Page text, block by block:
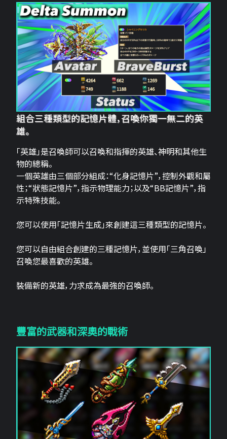
組合三種類型的記憶片體，召喚你獨一無二的英
雄。
「英雄」是召喚師可以召喚和指揮的英雄、神明和其他生
物的總稱。
一個英雄由三個部分組成：“化身記憶片”，控制外觀和屬
性；“狀態記憶片”，指示物理能力；以及“BB記憶片”，指
示特殊技能。
您可以使用「記憶片生成」來創建這三​​種類型的記憶片。
您可以自由組合創建的三種記憶片，並使用「三角召喚」
召喚您最喜歡的英雄。
裝備新的英雄，力求成為最強的召喚師。
豐富的武器和深奧的戰術